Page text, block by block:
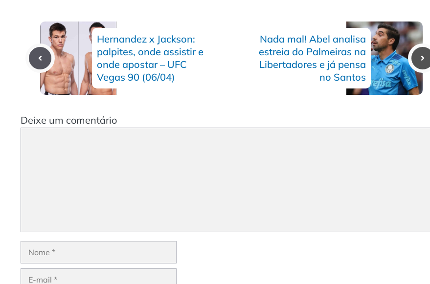
Hernandez x Jackson:
palpites, onde assistir e
onde apostar – UFC
Vegas 90 (06/04)
Nada mal! Abel analisa
estreia do Palmeiras na
Libertadores e já pensa
no Santos
Deixe um comentário